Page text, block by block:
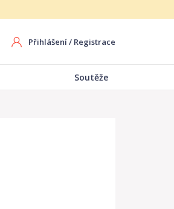
Přihlášení/ Registrace
Soutěže